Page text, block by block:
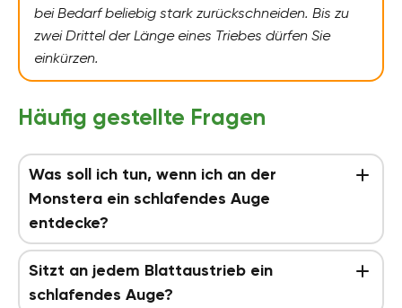
bei Bedarf beliebig stark zurückschneiden. Bis zu
zwei Drittel der Länge eines Triebes dürfen Sie
einkürzen.
Häufig gestellte Fragen
Was soll ich tun, wenn ich an der
Monstera ein schlafendes Auge
entdecke?
Sitzt an jedem Blattaustrieb ein
schlafendes Auge?